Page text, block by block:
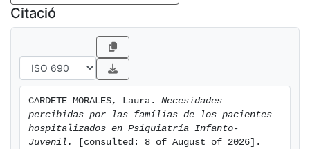
Citació
CARDETE MORALES, Laura. Necesidades
percibidas por las famílias de los pacientes
hospitalizados en Psiquiatría Infanto-
Juvenil.
[consulted: 8 of August of 2026].